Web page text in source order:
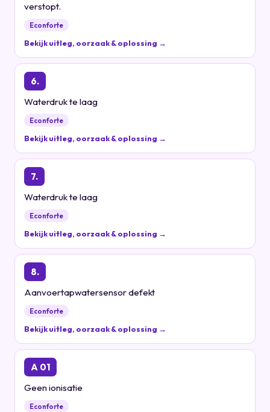
verstopt.
Econforte
Bekijk uitleg, oorzaak & oplossing →
6.
Waterdruk te laag
Econforte
Bekijk uitleg, oorzaak & oplossing →
7.
Waterdruk te laag
Econforte
Bekijk uitleg, oorzaak & oplossing →
8.
Aanvoertapwatersensor defekt
Econforte
Bekijk uitleg, oorzaak & oplossing →
A 01
Geen ionisatie
Econforte